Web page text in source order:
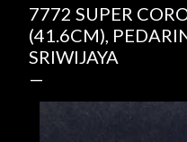
7772 SUPER
(41.6CM),
SRIWIJAYA